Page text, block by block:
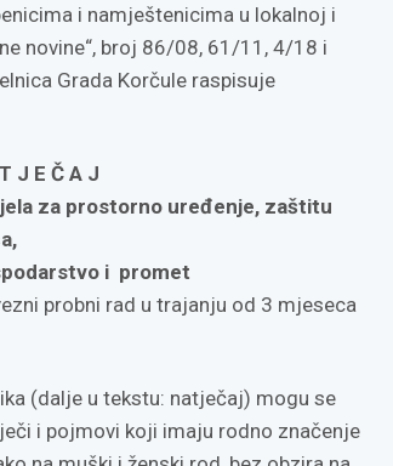
i namještenicima u lokalnoj i
novine“, broj 86/08, 61/11, 4/18 i
Grada Korčule raspisuje
J E Č A J
za prostorno uređenje, zaštitu
i promet
probni rad u trajanju od 3 mjeseca
(dalje u tekstu: natječaj) mogu se
i pojmovi koji imaju rodno značenje